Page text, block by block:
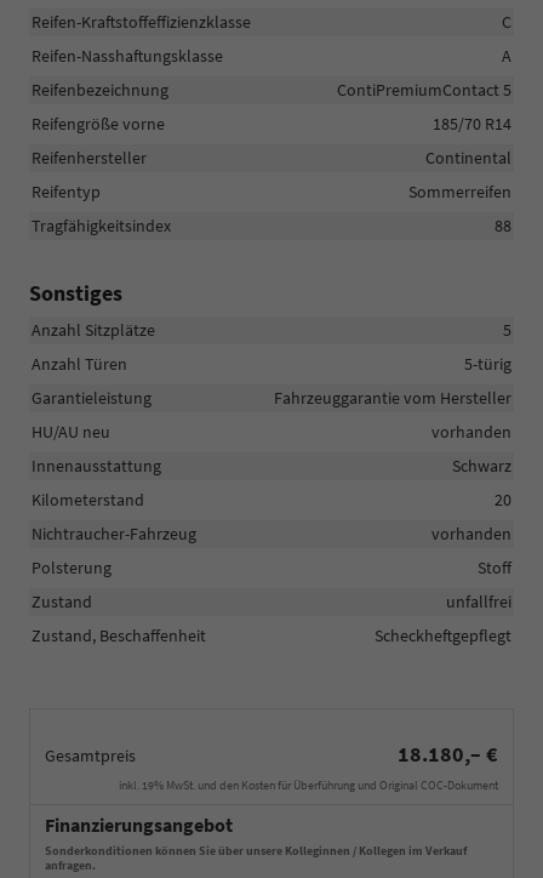
Gesamtpreis 18.180,– €
inkl. 19% MwSt. und den Kosten für Überführung und Original COC-Dokument
Finanzierungsangebot
Sonderkonditionen können Sie über unsere Kolleginnen / Kollegen im Verkauf
anfragen.
Reifen-Kraftstoffeffizienzklasse
C
Reifen-Nasshaftungsklasse
A
Reifenbezeichnung
ContiPremiumContact 5
Reifengröße vorne
185/70 R14
Reifenhersteller
Continental
Reifentyp
Sommerreifen
Tragfähigkeitsindex
88
Sonstiges
Anzahl Sitzplätze
5
Anzahl Türen
5-türig
Garantieleistung
Fahrzeuggarantie vom Hersteller
HU/AU neu
vorhanden
Innenausstattung
Schwarz
Kilometerstand
20
Nichtraucher-Fahrzeug
vorhanden
Polsterung
Stoff
Zustand
unfallfrei
Zustand, Beschaffenheit
Scheckheftgepflegt